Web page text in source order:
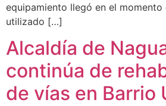
equipamiento llegó en el
utilizado […]
Alcaldía de
continúa de
de vías en Barrio